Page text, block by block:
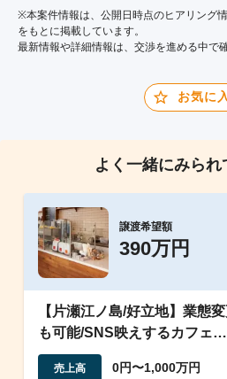
※本案件情報は、公開日時点のヒアリング
をもとに掲載しています。
最新情報や詳細情報は、交渉を進める中で
お気に
よく一緒にみられ
譲渡希望額
390万円
【片瀬江ノ島/好立地】業態
も可能/SNS映えするカフェの
譲渡
売上高 0円〜1,000万円